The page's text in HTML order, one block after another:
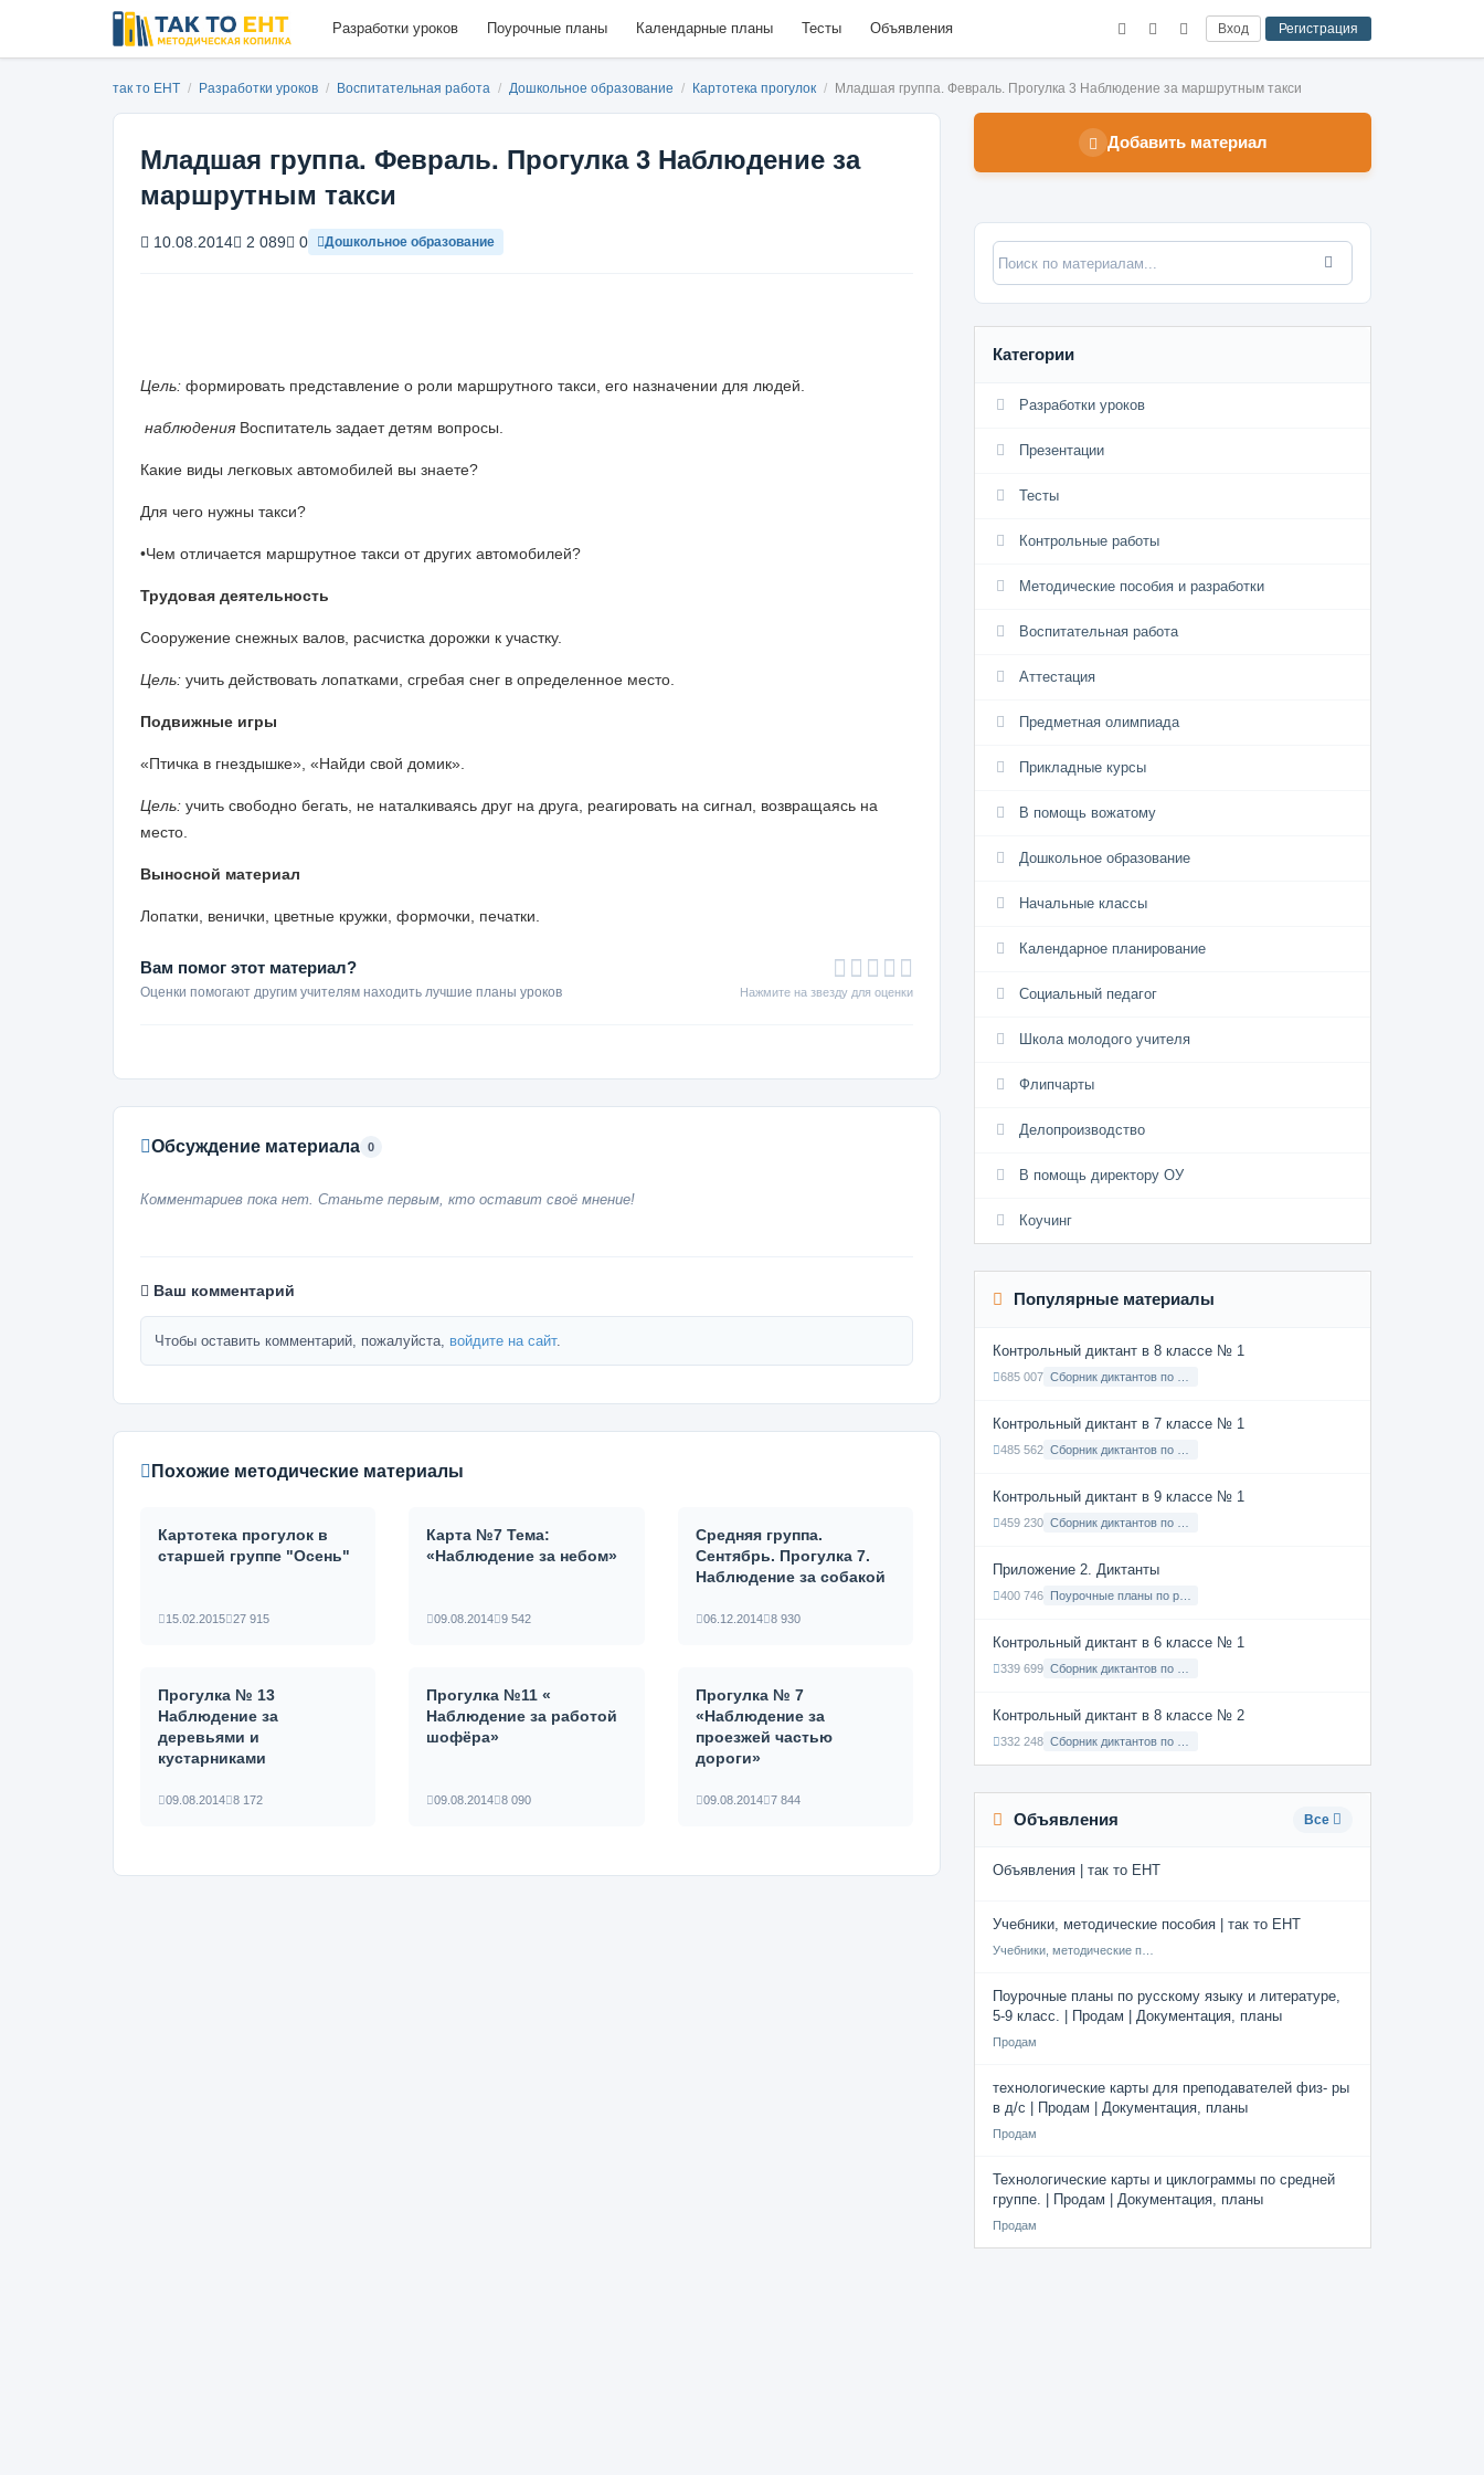
Разработки уроков Поурочные планы Календарные планы Тесты Объявления Вход Регистрация
так то ЕНТ / Разработки уроков / Воспитательная работа / Дошкольное образование / Картотека прогулок / Младшая группа. Февраль. Прогулка 3 Наблюдение за маршрутным такси
Младшая группа. Февраль. Прогулка 3 Наблюдение за
маршрутным такси
10.08.2014 2 089 0 Дошкольное образование
Цель: формировать представление о роли маршрутного такси, его назначении для людей.
наблюдения Воспитатель задает детям вопросы.
Какие виды легковых автомобилей вы знаете?
Для чего нужны такси?
•Чем отличается маршрутное такси от других автомобилей?
Трудовая деятельность
Сооружение снежных валов, расчистка дорожки к участку.
Цель: учить действовать лопатками, сгребая снег в определенное место.
Подвижные игры
«Птичка в гнездышке», «Найди свой домик».
Цель: учить свободно бегать, не наталкиваясь друг на друга, peaгировать на сигнал, возвращаясь на
место.
Выносной материал
Лопатки, венички, цветные кружки, формочки, печатки.
Вам помог этот материал?
Оценки помогают другим учителям находить лучшие планы уроков Нажмите на звезду для оценки
Обсуждение материала 0
Комментариев пока нет. Станьте первым, кто оставит своё мнение!
Ваш комментарий
Чтобы оставить комментарий, пожалуйста, войдите на сайт.
Похожие методические материалы
Картотека прогулок в
старшей группе "Осень"
15.02.2015 27 915
Карта №7 Тема:
«Наблюдение за небом»
09.08.2014 9 542
Средняя группа.
Сентябрь. Прогулка 7.
Наблюдение за собакой
06.12.2014 8 930
Прогулка № 13
Наблюдение за
деревьями и
кустарниками
09.08.2014 8 172
Прогулка №11 «
Наблюдение за работой
шофёра»
09.08.2014 8 090
Прогулка № 7
«Наблюдение за
проезжей частью
дороги»
09.08.2014 7 844
Добавить материал
Категории
Разработки уроков
Презентации
Тесты
Контрольные работы
Методические пособия и разработки
Воспитательная работа
Аттестация
Предметная олимпиада
Прикладные курсы
В помощь вожатому
Дошкольное образование
Начальные классы
Календарное планирование
Социальный педагог
Школа молодого учителя
Флипчарты
Делопроизводство
В помощь директору ОУ
Коучинг
Популярные материалы
Контрольный диктант в 8 классе № 1
685 007
Контрольный диктант в 7 классе № 1
485 562
Контрольный диктант в 9 классе № 1
459 230
Приложение 2. Диктанты
400 746
Контрольный диктант в 6 классе № 1
339 699
Контрольный диктант в 8 классе № 2
332 248
Объявления Все
Объявления | так то ЕНТ
Учебники, методические пособия | так то ЕНТ
Поурочные планы по русскому языку и литературе,
5-9 класс. | Продам | Документация, планы
Продам
технологические карты для преподавателей физ- ры
в д/с | Продам | Документация, планы
Продам
Технологические карты и циклограммы по средней
группе. | Продам | Документация, планы
Продам